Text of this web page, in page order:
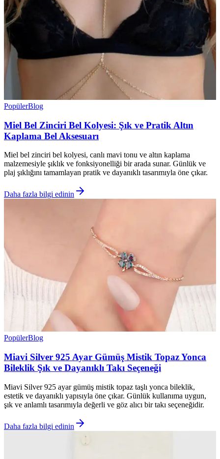
PopülerBlog
Miel Bel Zinciri Bel Kolyesi: Şık ve Pratik Altın
Kaplama Bel Aksesuarı
Miel bel zinciri bel kolyesi, canlı mavi tonu ve altın kaplama
malzemesiyle şıklık ve fonksiyonelliği bir arada sunar. Günlük ve
plaj şıklığını tamamlayan pratik ve dayanıklı tasarımıyla öne çıkar.
Daha fazla bilgi edinin
PopülerBlog
Miavi Silver 925 Ayar Gümüş Mistik Topaz Yonca
Bileklik Şık ve Dayanıklı Takı Seçeneği
Miavi Silver 925 ayar gümüş mistik topaz taşlı yonca bileklik,
estetik ve dayanıklı yapısıyla öne çıkar. Günlük kullanıma uygun,
şık ve anlamlı tasarımıyla değerli ve göz alıcı bir takı seçeneğidir.
Daha fazla bilgi edinin